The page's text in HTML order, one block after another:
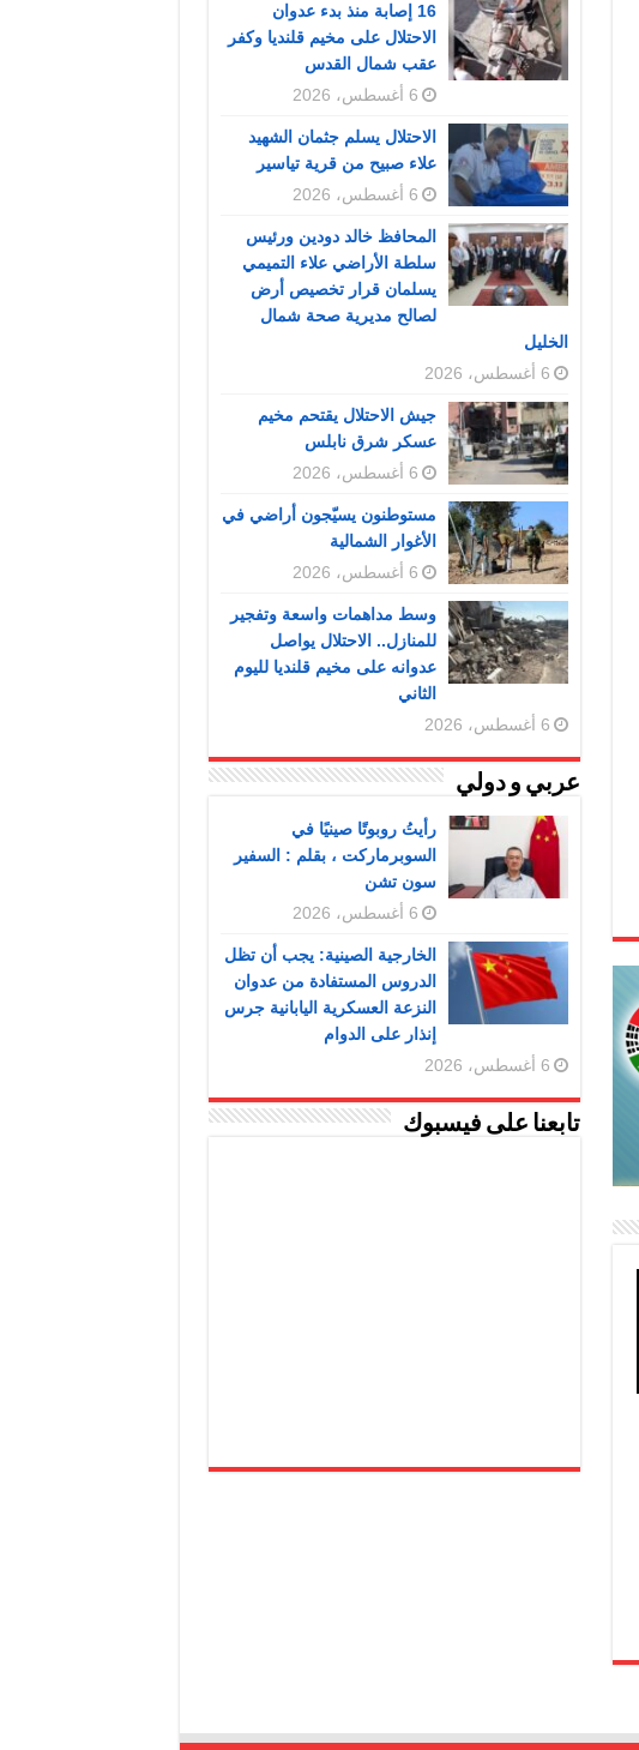
16 إصابة منذ بدء عدوان
الاحتلال على مخيم قلنديا وكفر
عقب شمال القدس
6 أغسطس، 2026
الاحتلال يسلم جثمان الشهيد
علاء صبيح من قرية تياسير
6 أغسطس، 2026
المحافظ خالد دودين ورئيس
سلطة الأراضي علاء التميمي
يسلمان قرار تخصيص أرض
لصالح مديرية صحة شمال
الخليل
6 أغسطس، 2026
جيش الاحتلال يقتحم مخيم
عسكر شرق نابلس
6 أغسطس، 2026
مستوطنون يسيّجون أراضي في
الأغوار الشمالية
6 أغسطس، 2026
وسط مداهمات واسعة وتفجير
للمنازل.. الاحتلال يواصل
عدوانه على مخيم قلنديا لليوم
الثاني
6 أغسطس، 2026
عربي و دولي
رأيتُ روبوتًا صينيًا في
السوبرماركت ، بقلم : السفير
سون تشن
6 أغسطس، 2026
الخارجية الصينية: يجب أن تظل
الدروس المستفادة من عدوان
النزعة العسكرية اليابانية جرس
إنذار على الدوام
6 أغسطس، 2026
تابعنا على فيسبوك